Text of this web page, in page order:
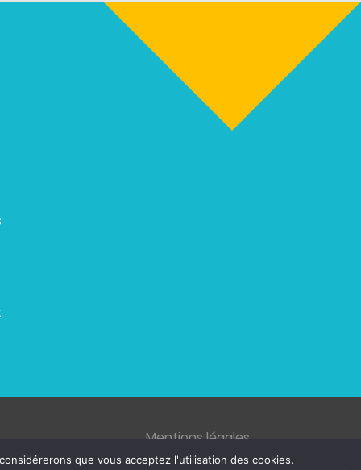
Mentions légales
que vous acceptez l'utilisation des cookies.